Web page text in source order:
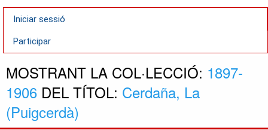
Iniciar sessió
Participar
MOSTRANT LA COL·LECCIÓ: 1897-
1906 DEL TÍTOL: Cerdaña, La
(Puigcerdà)